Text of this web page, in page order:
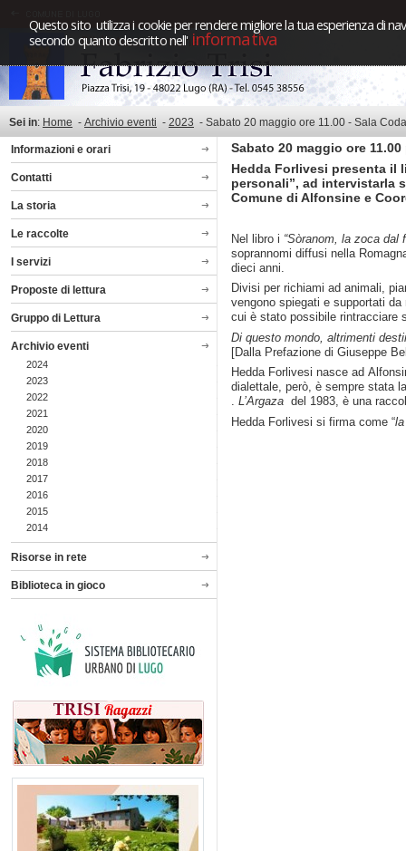
Questo sito utilizza i cookie per rendere migliore la tua esperienza di
secondo quanto descritto nell'informativa
Sei in: Home - Archivio eventi - 2023 - Sabato 20 maggio ore 11.00 - Sala
Informazioni e orari
Contatti
La storia
Le raccolte
I servizi
Proposte di lettura
Gruppo di Lettura
Archivio eventi
2024
2023
2022
2021
2020
2019
2018
2017
2016
2015
2014
Risorse in rete
Biblioteca in gioco
Sabato 20 maggio ore
Hedda Forlivesi presenta il
personali”, ad intervistarla
Comune di Alfonsine e
Nel libro i “Sòranom, la zoca dal
soprannomi diffusi nella
dieci anni.
Divisi per richiami ad animali,
vengono spiegati e supportati
cui è stato possibile rintracciare
Di questo mondo, altrimenti
[Dalla Prefazione di Giuseppe
Hedda Forlivesi nasce ad
dialettale, però, è sempre stata
. L’Argaza del 1983, è una
Hedda Forlivesi si firma come “la